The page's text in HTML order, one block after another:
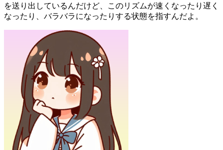
を送り出しているんだけど、このリズムが速くなったり遅く
なったり、バラバラになったりする状態を指すんだよ。